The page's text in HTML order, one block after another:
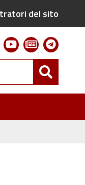
del sito
youtubenewsletter
Cerca
nel
sito